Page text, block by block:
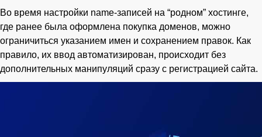
Во время настройки name-записей на “родном” хостинге,
где ранее была оформлена покупка доменов, можно
ограничиться указанием имен и сохранением правок. Как
правило, их ввод автоматизирован, происходит без
дополнительных манипуляций сразу с регистрацией сайта.